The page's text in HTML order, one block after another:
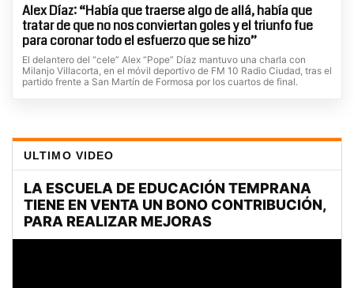
Alex Díaz: “Había que traerse algo de allá, había que
tratar de que no nos conviertan goles y el triunfo fue
para coronar todo el esfuerzo que se hizo”
El delantero del “cele” Alex “Pope” Díaz mantuvo una charla con
Milanjo Villacorta, en el móvil deportivo de FM 10 Radio Ciudad, tras el
partido frente a San Martín de Formosa por los cuartos de final.
ULTIMO VIDEO